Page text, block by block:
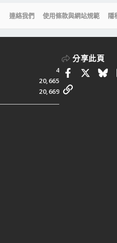
連絡我們 使用條款與網站規範 隱
4
20,665
20,669
分享此頁
Facebook
連結